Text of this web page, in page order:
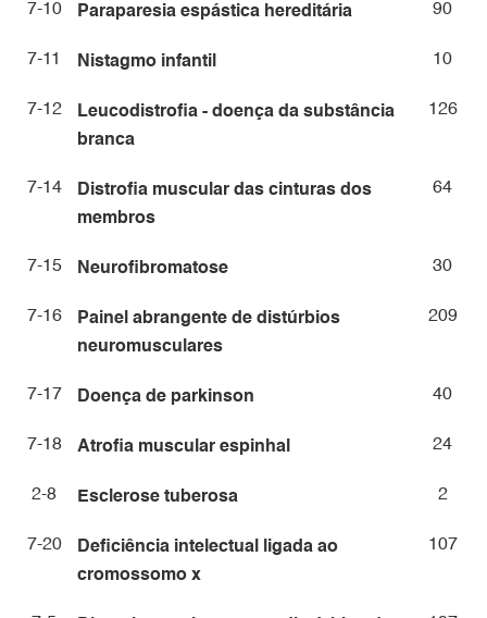
7-10 Paraparesia espástica hereditária 90
7-11 Nistagmo infantil 10
7-12
Leucodistrofia - doença da substância
branca
126
7-14
Distrofia muscular das cinturas dos
membros
64
7-15 Neurofibromatose 30
7-16
Painel abrangente de distúrbios
neuromusculares
209
7-17 Doença de parkinson 40
7-18 Atrofia muscular espinhal 24
2-8 Esclerose tuberosa 2
7-20
Deficiência intelectual ligada ao
cromossomo x
107